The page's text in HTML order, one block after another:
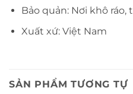
Bảo quản: Nơi khô
Xuất xứ: Việt Nam
SẢN PHẨM TƯƠNG TỰ